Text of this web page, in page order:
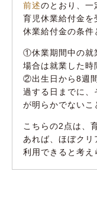
前述のとおり、一
育児休業給付金を
休業給付金の条件
①休業期間中の就
場合は就業した時
②出生日から8週
過する日までに、
が明らかでないこ
こちらの2点は、
あれば、ほぼク
利用できると考え